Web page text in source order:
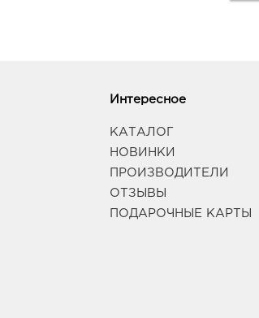
Интересное
КАТАЛОГ
НОВИНКИ
ПРОИЗВОДИТЕЛИ
ОТЗЫВЫ
ПОДАРОЧНЫЕ КАРТЫ